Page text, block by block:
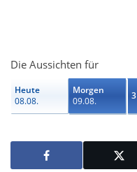
Die Aussichten für
Heute
08.08.
Morgen
09.08.